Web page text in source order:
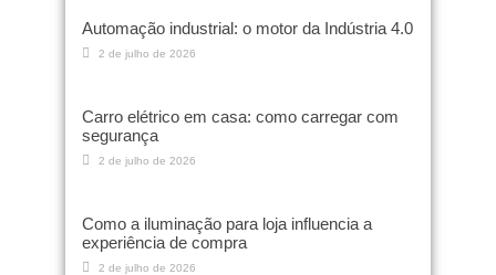
Automação industrial: o motor da Indústria 4.0
2 de julho de 2026
Carro elétrico em casa: como carregar com
segurança
2 de julho de 2026
Como a iluminação para loja influencia a
experiência de compra
2 de julho de 2026